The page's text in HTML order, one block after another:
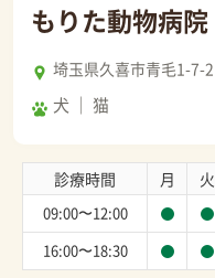
もりた動物病院
埼玉県久喜市青毛1-7-2
犬 猫
診療時間 月 火
09:00〜12:00
16:00〜18:30